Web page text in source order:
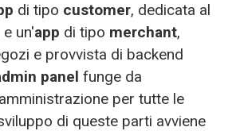
di tipo customer, dedicata al
un'app di tipo merchant,
e provvista di backend
panel funge da
per tutte le
di queste parti avviene